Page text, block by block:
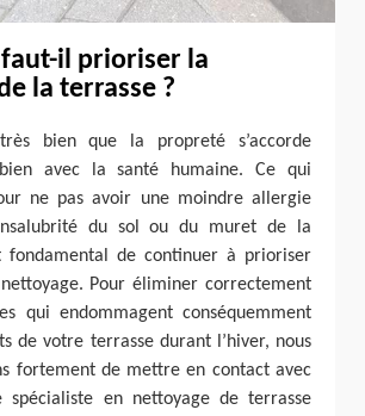
il prioriser la
la terrasse ?
bien que la propreté s’accorde
avec la santé humaine. Ce qui
ne pas avoir une moindre allergie
du sol ou du muret de la
fondamental de continuer à prioriser
Pour éliminer correctement
qui endommagent conséquemment
de votre terrasse durant l’hiver, nous
fortement de mettre en contact avec
spécialiste en nettoyage de terrasse